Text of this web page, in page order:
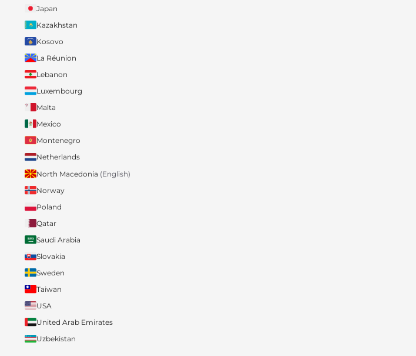
Japan
Kazakhstan
Kosovo
La Réunion
Lebanon
Luxembourg
Malta
Mexico
Montenegro
Netherlands
North Macedonia (English)
Norway
Poland
Qatar
Saudi Arabia
Slovakia
Sweden
Taiwan
USA
United Arab Emirates
Uzbekistan